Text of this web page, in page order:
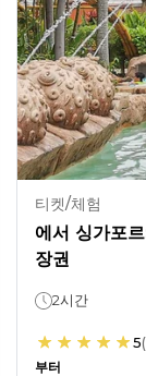
티켓/체험
에서 싱가포
장권
2시간
5(
부터